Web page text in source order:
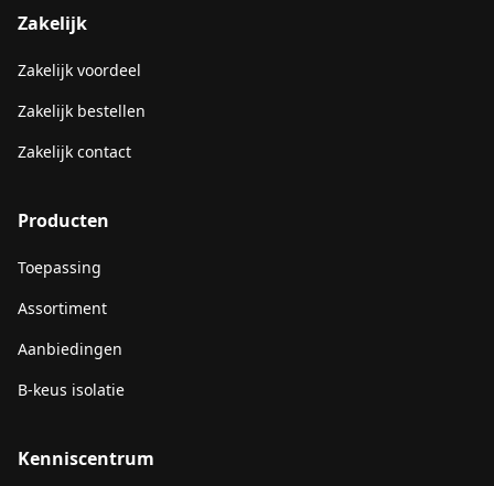
Zakelijk
Zakelijk voordeel
Zakelijk bestellen
Zakelijk contact
Producten
Toepassing
Assortiment
Aanbiedingen
B-keus isolatie
Kenniscentrum